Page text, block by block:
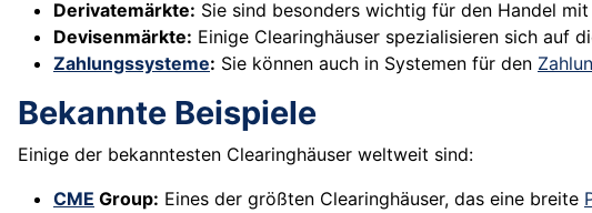
Derivatemärkte: Sie sind besonders wichtig für den Handel mit
Devisenmärkte: Einige Clearinghäuser spezialisieren sich auf
Zahlungssysteme: Sie können auch in Systemen für den
Bekannte Beispiele
Einige der bekanntesten Clearinghäuser weltweit sind:
CME Group: Eines der größten Clearinghäuser, das eine breite